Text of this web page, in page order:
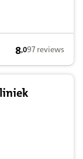
8,0 op basis
8,097 reviews